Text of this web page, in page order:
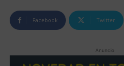
Facebook Twitter
Anuncio